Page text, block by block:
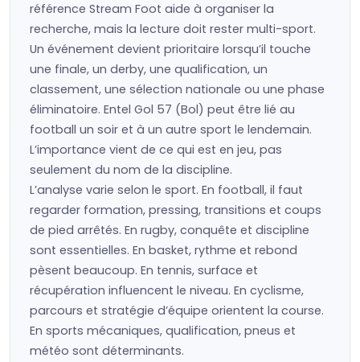
référence Stream Foot aide à organiser la
recherche, mais la lecture doit rester multi-sport.
Un événement devient prioritaire lorsqu’il touche
une finale, un derby, une qualification, un
classement, une sélection nationale ou une phase
éliminatoire. Entel Gol 57 (Bol) peut être lié au
football un soir et à un autre sport le lendemain.
L’importance vient de ce qui est en jeu, pas
seulement du nom de la discipline.
L’analyse varie selon le sport. En football, il faut
regarder formation, pressing, transitions et coups
de pied arrêtés. En rugby, conquête et discipline
sont essentielles. En basket, rythme et rebond
pèsent beaucoup. En tennis, surface et
récupération influencent le niveau. En cyclisme,
parcours et stratégie d’équipe orientent la course.
En sports mécaniques, qualification, pneus et
météo sont déterminants.